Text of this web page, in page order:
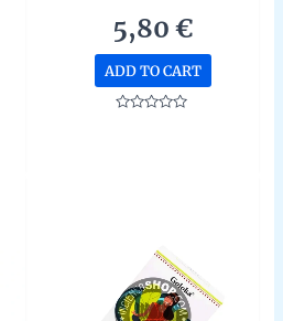
propiedades
curativas 10ml
5,80€
ADD TO CART